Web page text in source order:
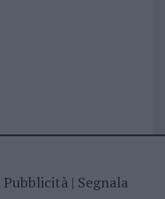
Pubblicità| Segnala